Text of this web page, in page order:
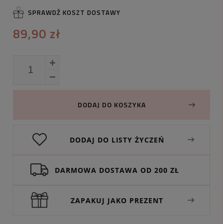
SPRAWDŹ KOSZT DOSTAWY
89,90 zł
DODAJ DO KOSZYKA
DODAJ DO LISTY ŻYCZEŃ
DARMOWA DOSTAWA OD 200 ZŁ
ZAPAKUJ JAKO PREZENT